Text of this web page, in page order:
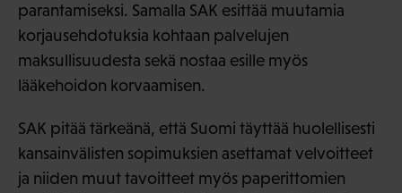
parantamiseksi. Samalla SAK esittää muutamia
korjausehdotuksia kohtaan palvelujen
maksullisuudesta sekä nostaa esille myös
lääkehoidon korvaamisen.
SAK pitää tärkeänä, että Suomi täyttää huolellisesti
kansainvälisten sopimuksien asettamat velvoitteet
ja niiden muut tavoitteet myös paperittomien